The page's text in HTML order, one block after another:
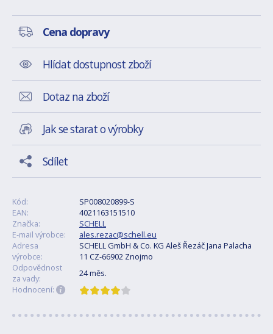
Cena dopravy
Hlídat dostupnost zboží
Dotaz na zboží
Jak se starat o výrobky
Sdílet
Kód:
SP008020899-S
EAN:
4021163151510
Značka:
SCHELL
E-mail výrobce:
ales.rezac@schell.eu
Adresa
výrobce:
SCHELL GmbH & Co. KG Aleš Řezáč Jana Palacha
11 CZ-66902 Znojmo
Odpovědnost
za vady:
24 měs.
Hodnocení: